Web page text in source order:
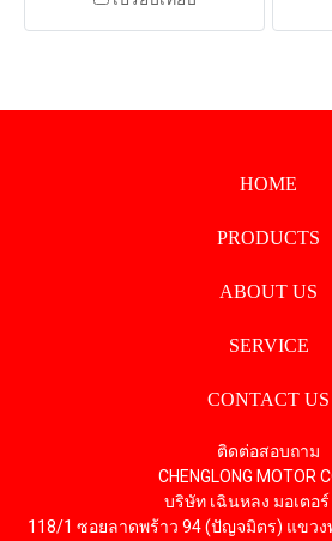
HOME
PRODUCTS
ABOUT US
SERVICE
CONTACT US
ติดต่อสอบถาม
CHENGLONG MOTOR
บริษัท เฉินหลง มอเตอร์
118/1 ซอยลาดพร้าว 94 (ปัญจมิตร) แขวง